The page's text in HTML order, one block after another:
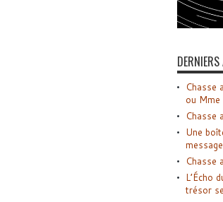
Chasse
ou Mme
Chasse
Une
Chasse
L’Écho
trésor